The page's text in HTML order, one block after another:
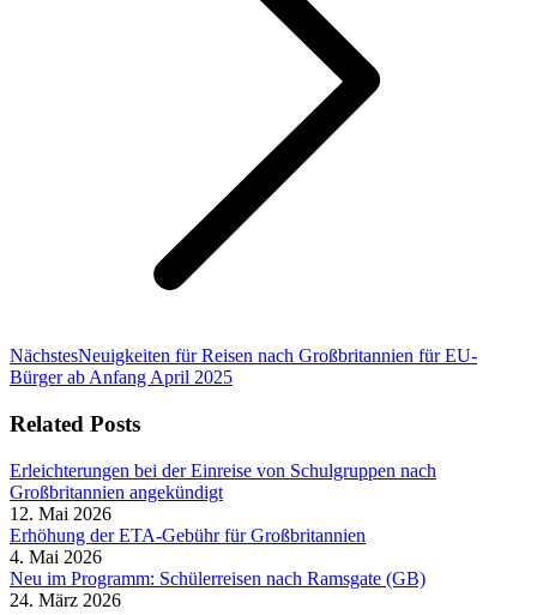
NächstesNächster
Beitrag:
Neuigkeiten für Reisen nach Großbritannien für EU-
Bürger ab Anfang April 2025
Related Posts
Erleichterungen bei der Einreise von Schulgruppen nach
Großbritannien angekündigt
12. Mai 2026
Erhöhung der ETA-Gebühr für Großbritannien
4. Mai 2026
Neu im Programm: Schülerreisen nach Ramsgate (GB)
24. März 2026